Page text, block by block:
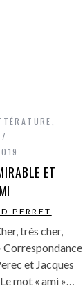
ET
PERRET
très cher,
et Jacques
mot « ami »…